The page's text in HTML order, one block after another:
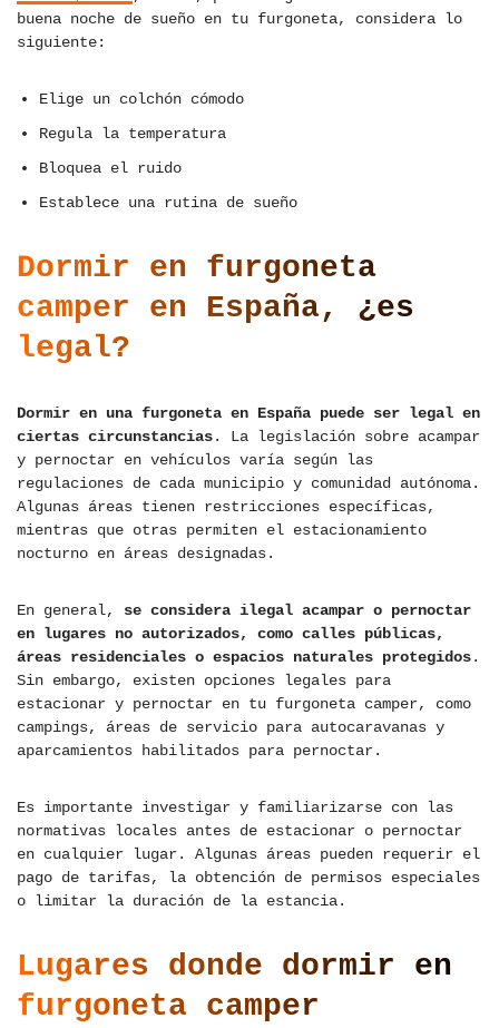
buena noche de sueño en tu furgoneta, considera lo
siguiente:
Elige un colchón cómodo
Regula la temperatura
Bloquea el ruido
Establece una rutina de sueño
Dormir en furgoneta
camper en España, ¿es
legal?
Dormir en una furgoneta en España puede ser legal en
ciertas circunstancias. La legislación sobre acampar
y pernoctar en vehículos varía según las
regulaciones de cada municipio y comunidad autónoma.
Algunas áreas tienen restricciones específicas,
mientras que otras permiten el estacionamiento
nocturno en áreas designadas.
En general, se considera ilegal acampar o pernoctar
en lugares no autorizados, como calles públicas,
áreas residenciales o espacios naturales protegidos.
Sin embargo, existen opciones legales para
estacionar y pernoctar en tu furgoneta camper, como
campings, áreas de servicio para autocaravanas y
aparcamientos habilitados para pernoctar.
Es importante investigar y familiarizarse con las
normativas locales antes de estacionar o pernoctar
en cualquier lugar. Algunas áreas pueden requerir el
pago de tarifas, la obtención de permisos especiales
o limitar la duración de la estancia.
Lugares donde dormir en
furgoneta camper